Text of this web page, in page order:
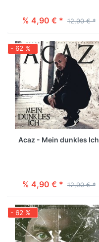
% 4,90 € * 12,90 € *
- 62 %
Acaz - Mein dunkles Ich
% 4,90 € * 12,90 € *
- 62 %